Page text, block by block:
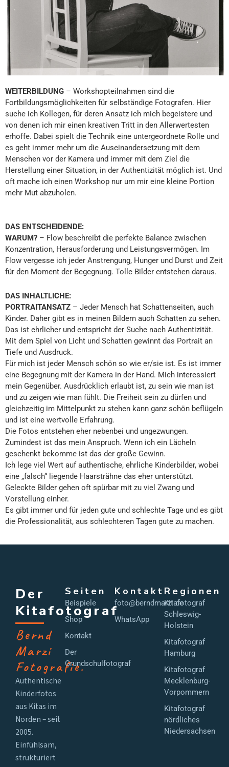
WEITERBILDUNG – Workshopteilnahmen sind die
Fortbildungsmöglichkeiten für selbständige Fotografen. Hier
suche ich Kollegen, für deren Ansatz ich mich begeistere und
von denen ich mir einen kreativen Tritt in den Allerwertesten
erhoffe. Dabei spielt die Technik eine untergeordnete Rolle und
es geht immer mehr um die Auseinandersetzung mit dem
Menschen vor der Kamera und immer mit dem Ziel die
Herstellung einer Situation, in der Authentizität möglich ist. Und
oft mache ich einen Workshop nur um mir eine kleine Portion
mehr Mut abzuholen.
DAS ENTSCHEIDENDE:
WARUM? – Flow beschreibt die perfekte Balance zwischen
Konzentration, Herausforderung und Leistungsvermögen. Im
Flow vergesse ich jeder Anstrengung, Hunger und Durst und Zeit
für den Moment der Begegnung. Tolle Bilder entstehen daraus.
DAS INHALTLICHE:
PORTRAITANSATZ – Jeder Mensch hat Schattenseiten, auch
Kinder. Daher gibt es in meinen Bildern auch Schatten zu sehen.
Das ist ehrlicher und entspricht der Suche nach Authentizität.
Mit dem Spiel von Licht und Schatten gewinnt das Portrait an
Tiefe und Ausdruck.
Für mich ist jeder Mensch schön so wie er/sie ist. Es ist immer
eine Begegnung mit der Kamera in der Hand. Mich interessiert
mein Gegenüber. Ausdrücklich erlaubt ist, zu sein wie man ist
und zu zeigen wie man fühlt. Die Freiheit sein zu dürfen und
gleichzeitig im Mittelpunkt zu stehen kann ganz schön beflügeln
und ist eine wertvolle Erfahrung.
Die Fotos entstehen eher nebenbei und ungezwungen.
Zumindest ist das mein Anspruch. Wenn ich ein Lächeln
geschenkt bekomme ist das der große Gewinn.
Ich lege viel Wert auf authentische, ehrliche Kinderbilder, wobei
eine „falsch“ liegende Haarsträhne das eher unterstützt.
Geleckte Bilder gehen oft spürbar mit zu viel Zwang und
Vorstellung einher.
Es gibt immer und für jeden gute und schlechte Tage und es gibt
die Professionalität, aus schlechteren Tagen gute zu machen.
Der
Kitafotograf
Bernd
Marzi
Fotografie.
Authentische
Kinderfotos
aus Kitas im
Norden – seit
2005.
Einfühlsam,
strukturiert
Seiten
Beispiele
Shop
Kontakt
Der
Grundschulfotograf
Kontakt
foto@berndmarzi.de
WhatsApp
Regionen
Kitafotograf
Schleswig-
Holstein
Kitafotograf
Hamburg
Kitafotograf
Mecklenburg-
Vorpommern
Kitafotograf
nördliches
Niedersachsen